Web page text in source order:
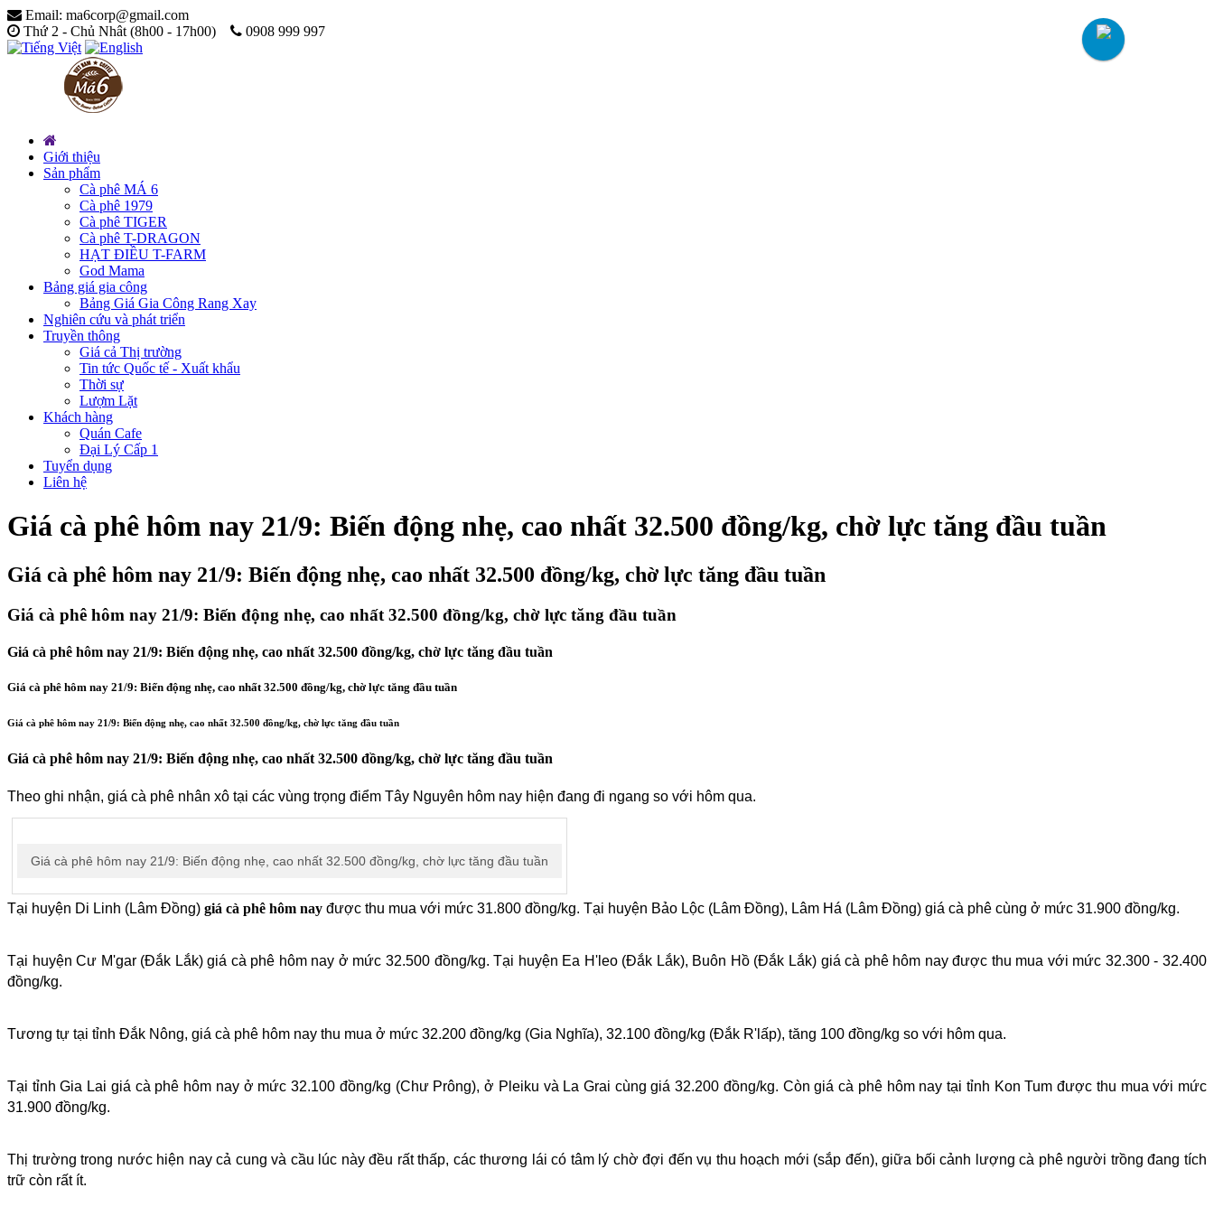
Email: ma6corp@gmail.com
Thứ 2 - Chủ Nhât (8h00 - 17h00)
0908 999 997
Giới thiệu
Sản phẩm
Cà phê MÁ 6
Cà phê 1979
Cà phê TIGER
Cà phê T-DRAGON
HẠT ĐIỀU T-FARM
God Mama
Bảng giá gia công
Bảng Giá Gia Công Rang Xay
Nghiên cứu và phát triển
Truyền thông
Giá cả Thị trường
Tin tức Quốc tế - Xuất khẩu
Thời sự
Lượm Lặt
Khách hàng
Quán Cafe
Đại Lý Cấp 1
Tuyển dụng
Liên hệ
Giá cà phê hôm nay 21/9: Biến động nhẹ, cao nhất 32.500 đồng/kg, chờ lực tăng đầu tuần
Giá cà phê hôm nay 21/9: Biến động nhẹ, cao nhất 32.500 đồng/kg, chờ lực tăng đầu tuần
Giá cà phê hôm nay 21/9: Biến động nhẹ, cao nhất 32.500 đồng/kg, chờ lực tăng đầu tuần
Giá cà phê hôm nay 21/9: Biến động nhẹ, cao nhất 32.500 đồng/kg, chờ lực tăng đầu tuần
Giá cà phê hôm nay 21/9: Biến động nhẹ, cao nhất 32.500 đồng/kg, chờ lực tăng đầu tuần
Giá cà phê hôm nay 21/9: Biến động nhẹ, cao nhất 32.500 đồng/kg, chờ lực tăng đầu tuần
Giá cà phê hôm nay 21/9: Biến động nhẹ, cao nhất 32.500 đồng/kg, chờ lực tăng đầu tuần
Theo ghi nhận, giá cà phê nhân xô tại các vùng trọng điểm Tây Nguyên hôm nay hiện đang đi ngang so với hôm qua.
Giá cà phê hôm nay 21/9: Biến động nhẹ, cao nhất 32.500 đồng/kg, chờ lực tăng đầu tuần
Tại huyện Di Linh (Lâm Đồng) giá cà phê hôm nay được thu mua với mức 31.800 đồng/kg. Tại huyện Bảo Lộc (Lâm Đồng), Lâm Há (Lâm Đồng) giá cà phê cùng ở mức 31.900 đồng/kg.
Tại huyện Cư M'gar (Đắk Lắk) giá cà phê hôm nay ở mức 32.500 đồng/kg. Tại huyện Ea H'leo (Đắk Lắk), Buôn Hồ (Đắk Lắk) giá cà phê hôm nay được thu mua với mức 32.300 - 32.400
đồng/kg.
Tương tự tại tỉnh Đắk Nông, giá cà phê hôm nay thu mua ở mức 32.200 đồng/kg (Gia Nghĩa), 32.100 đồng/kg (Đắk R'lấp), tăng 100 đồng/kg so với hôm qua.
Tại tỉnh Gia Lai giá cà phê hôm nay ở mức 32.100 đồng/kg (Chư Prông), ở Pleiku và La Grai cùng giá 32.200 đồng/kg. Còn giá cà phê hôm nay tại tỉnh Kon Tum được thu mua với mức
31.900 đồng/kg.
Thị trường trong nước hiện nay cả cung và cầu lúc này đều rất thấp, các thương lái có tâm lý chờ đợi đến vụ thu hoạch mới (sắp đến), giữa bối cảnh lượng cà phê người trồng đang tích
trữ còn rất ít.